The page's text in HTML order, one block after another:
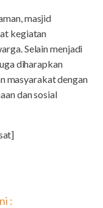
masjid
kegiatan
Selain menjadi
diharapkan
masyarakat dengan
dan sosial
: